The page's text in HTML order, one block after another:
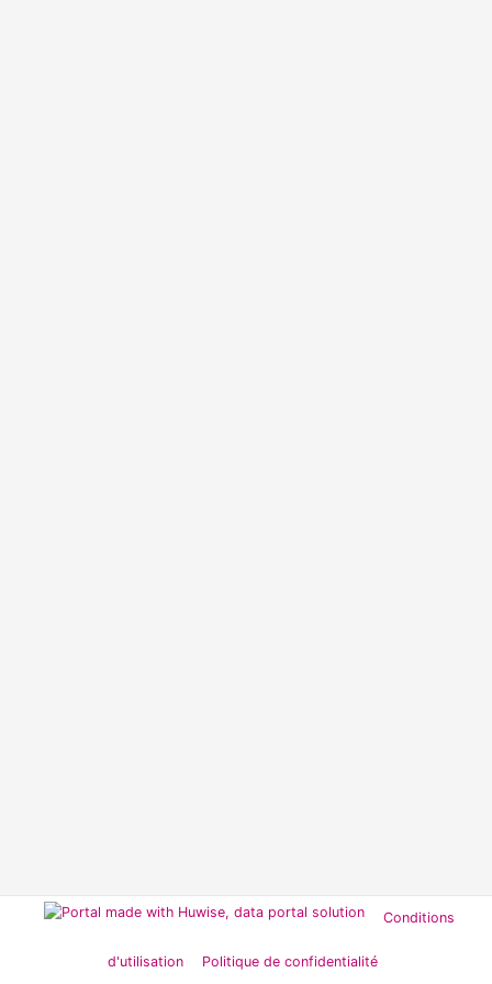
Conditions
d'utilisation Politique de confidentialité